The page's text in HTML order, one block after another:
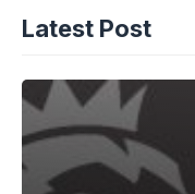
Latest Post